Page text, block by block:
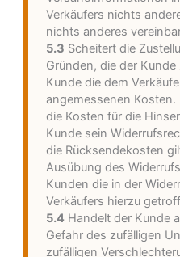
Verkäufers nichts
nichts anderes
5.3 Scheitert die
Gründen, die der
Kunde die dem
angemessenen
die Kosten für die
Kunde sein
die Rücksendekosten
Ausübung des
Kunden die in der
Verkäufers hierzu
5.4 Handelt der Kunde
Gefahr des zufälligen
zufälligen